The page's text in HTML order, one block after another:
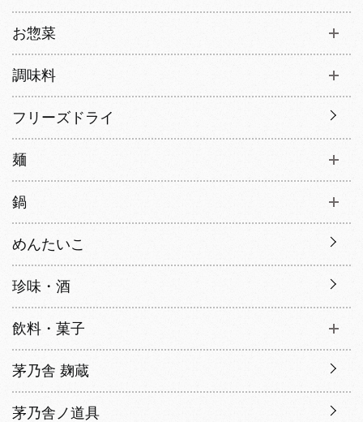
お惣菜
調味料
フリーズドライ
麺
鍋
めんたいこ
珍味・酒
飲料・菓子
茅乃舎 麹蔵
茅乃舎ノ道具